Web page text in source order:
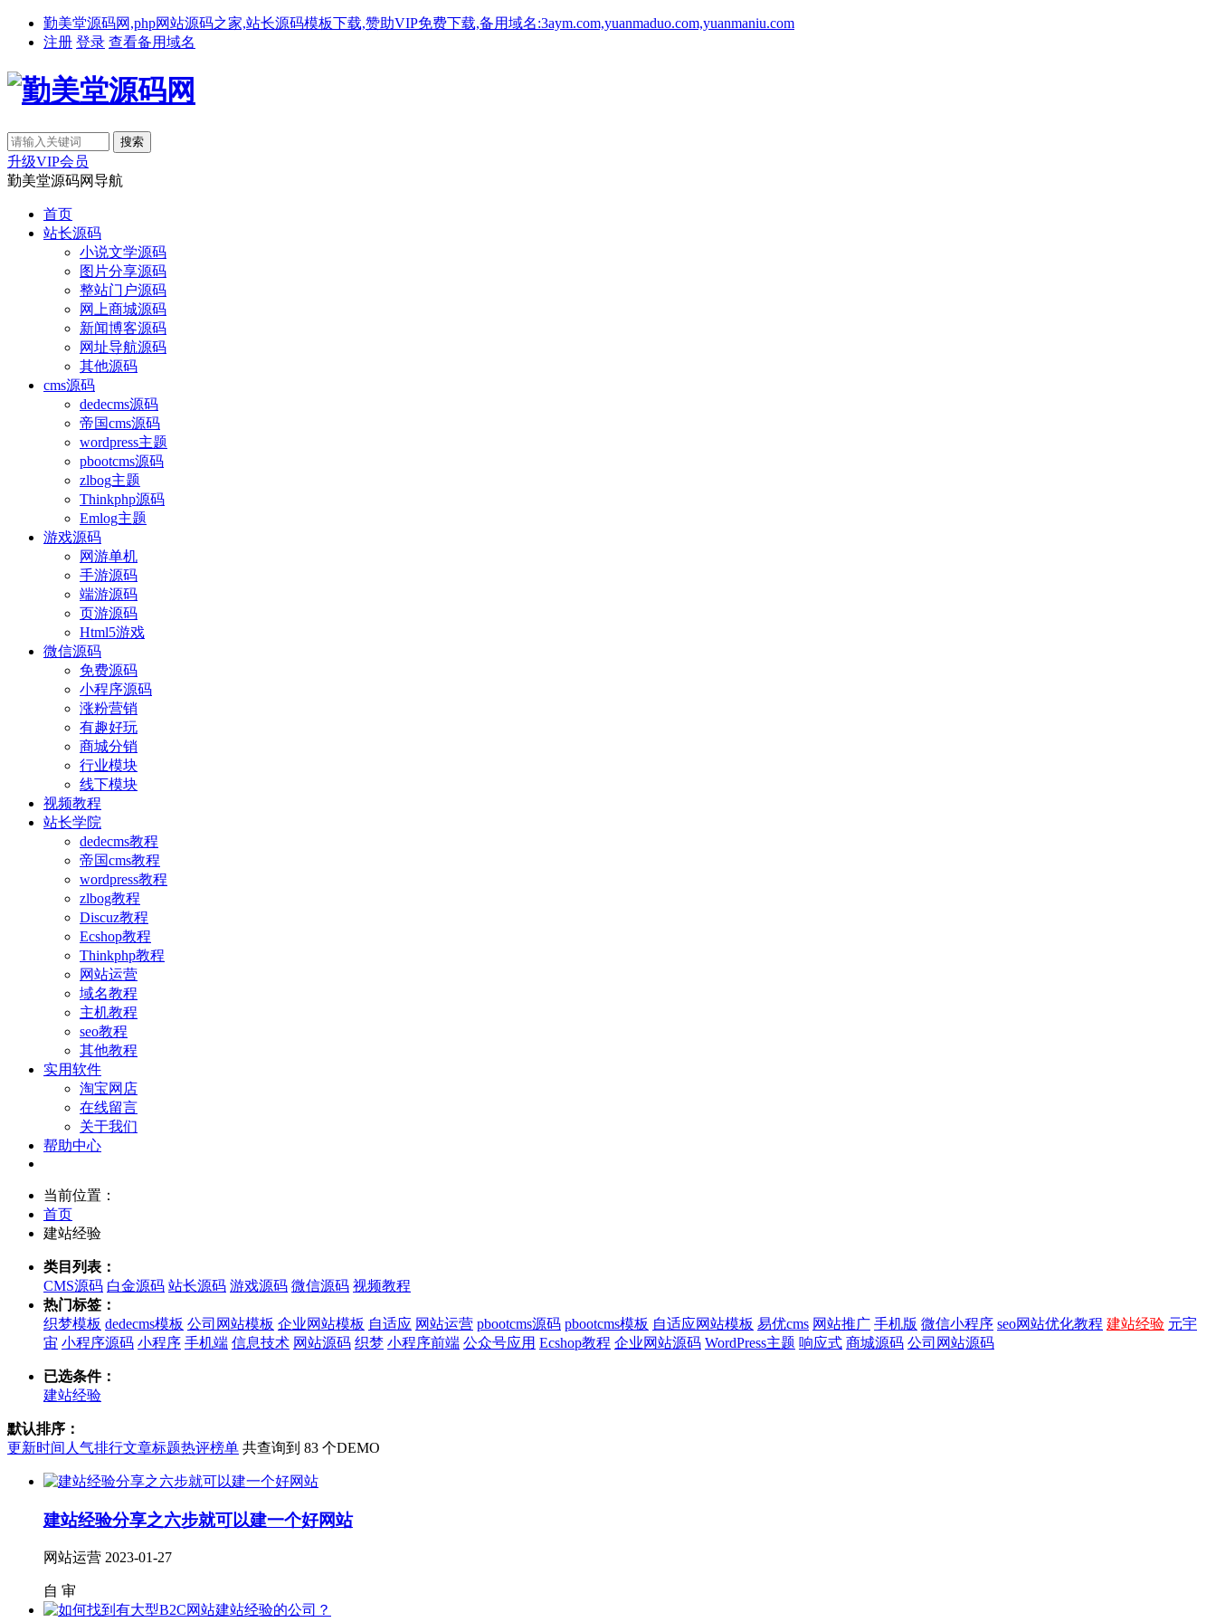
勤美堂源码网,php网站源码之家,站长源码模板下载,赞助VIP免费下载,备用域名:3aym.com,yuanmaduo.com,yuanmaniu.com
注册 登录 查看备用域名
升级VIP会员
勤美堂源码网导航
首页
站长源码
小说文学源码
图片分享源码
整站门户源码
网上商城源码
新闻博客源码
网址导航源码
其他源码
cms源码
dedecms源码
帝国cms源码
wordpress主题
pbootcms源码
zlbog主题
Thinkphp源码
Emlog主题
游戏源码
网游单机
手游源码
端游源码
页游源码
Html5游戏
微信源码
免费源码
小程序源码
涨粉营销
有趣好玩
商城分销
行业模块
线下模块
视频教程
站长学院
dedecms教程
帝国cms教程
wordpress教程
zlbog教程
Discuz教程
Ecshop教程
Thinkphp教程
网站运营
域名教程
主机教程
seo教程
其他教程
实用软件
淘宝网店
在线留言
关于我们
帮助中心
当前位置：
首页
建站经验
类目列表：
CMS源码 白金源码 站长源码 游戏源码 微信源码 视频教程
热门标签：
织梦模板 dedecms模板 公司网站模板 企业网站模板 自适应 网站运营 pbootcms源码 pbootcms模板 自适应网站模板 易优cms 网站推广 手机版 微信小程序 seo网站优化教程 建站经验 元宇
宙 小程序源码 小程序 手机端 信息技术 网站源码 织梦 小程序前端 公众号应用 Ecshop教程 企业网站源码 WordPress主题 响应式 商城源码 公司网站源码
已选条件：
建站经验
默认排序：
更新时间 人气排行文章标题热评榜单 共查询到 83 个DEMO
建站经验分享之六步就可以建一个好网站
网站运营 2023-01-27
自 审